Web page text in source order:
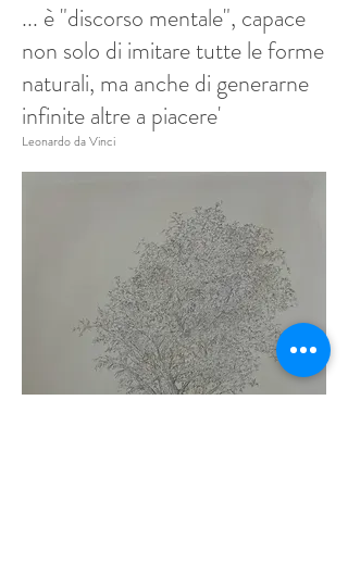
... è "discorso mentale", capace
non solo di imitare tutte le forme
naturali, ma anche di generarne
infinite altre a piacere'
Leonardo da Vinci